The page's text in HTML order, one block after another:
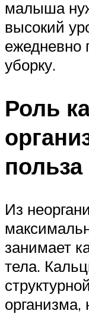
малыша
высокий
ежедневно
уборку.
Роль
польза
Из
занимает
тела.
организма,